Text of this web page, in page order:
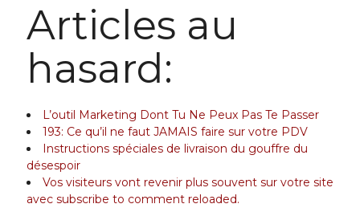
Articles au
hasard:
L’outil Marketing Dont Tu Ne Peux Pas Te Passer
193: Ce qu’il ne faut JAMAIS faire sur votre PDV
Instructions spéciales de livraison du gouffre du
désespoir
Vos visiteurs vont revenir plus souvent sur votre site
avec subscribe to comment reloaded.